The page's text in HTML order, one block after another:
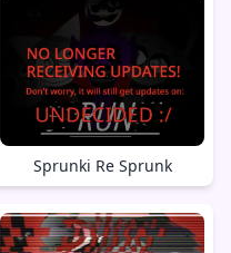
Sprunki Re Sprunk